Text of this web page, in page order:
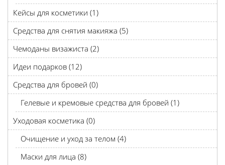
Кейсы для косметики (1)
Средства для снятия макияжа (5)
Чемоданы визажиста (2)
Идеи подарков (12)
Средства для бровей (0)
Гелевые и кремовые средства для бровей (1)
Уходовая косметика (0)
Очищение и уход за телом (4)
Маски для лица (8)